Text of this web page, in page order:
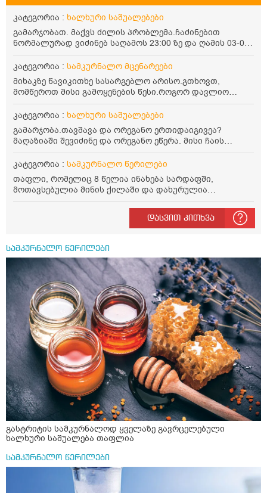
კატეგორია : ხალხური საშუალებები
გამარჯობათ. მაქვს ძილის პრობლემა.ჩაძინებით
ნორმალურად ვიძინებ საღამოს 23:00 ზე და ღამის 03-00
ან 04:00 საათზე მეღვიძება და მერე ვერ ვიძინებ
ვერაფრით.რამე ხალხური საშუალება თუ არის ამ
პრობლემის მოსაგვარებლად
კატეგორია : სამკურნალო მცენარეები
მიხაკზე წავიკითხე სასარგებლო არისო.გთხოვთ,
მომწეროთ მისი გამოყენების წესი.როგორ დავლიო
მიხაკის ჩაი. ასევე მაინტერესებს ლეიკოციტები მაქვს
ოდნავ დაბალი და წავიკითხე ლეიკოციტების დონეს
კატეგორია : ხალხური საშუალებები
გამარჯობა.თავშავა და ორეგანო ერთიდაიგივეა?
მაღაზიაში შევიძინე და ორეგანო ეწერა. მისი ჩაის
დალევის წესი მაინტერესებს.რისთვის არის კარგი?
წავიკითხე რომ: 1 ჭიქა თბილ წყალში ჩავყაროთ 1 ჩაის
კოვზი დაქუცმაცებული და გამხმარი ორეგანო და
გავაჩეროთ 10-15 წუთი, მივიღოთო ჭამიდან 1-2 საათში.
მიზანი: ანტიოქსიდანტური და ანთების საწინააღმდეგო
თვისება. სწორია ეს ინფორმაცია? უკუჩვენება რა აქვს
და ბრონქულ ასთმას თუ შველის ორეგანოს ჩაი?
კატეგორია : სამკურნალო წერილები
თაფლი, რომელიც 8 წელია ინახება სარდაფში,
მოთავსებულია მინის ქილაში და დახურულია
პლასტმასის სახურავით. ექნება თუ არა შენარჩუნებული
სასარგებლო თვისებები და შეიძლება თუ არა მისი
დასვით კითხვა
სამკურნალო წერილები
გასტრიტის სამკურნალოდ ყველაზე გავრცელებული
ხალხური საშუალება თაფლია
სამკურნალო წერილები